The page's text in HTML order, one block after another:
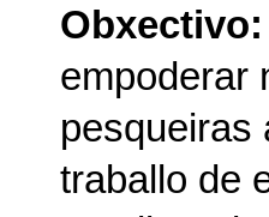
Obxectivo:
empoderar
pesqueiras
traballo de